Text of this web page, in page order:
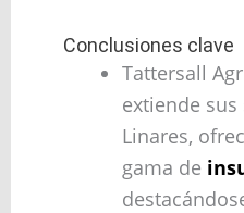
Conclusiones clave
Tattersall
extiende
Linares,
gama de